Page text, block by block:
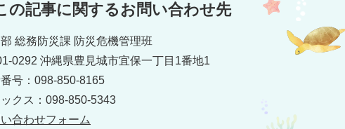
の記事に関するお問い合わせ先
総務防災課 防災危機管理班
0292 沖縄県豊見城市宜保一丁目1番地1
号：098-850-8165
クス：098-850-5343
合わせフォーム